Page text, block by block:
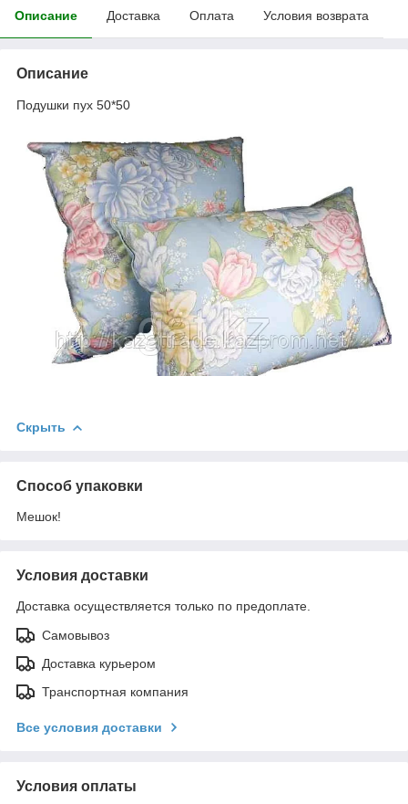
Описание Доставка Оплата Условия возврата
Описание
Подушки пух 50*50
Скрыть
Способ упаковки
Мешок!
Условия доставки
Доставка осуществляется только по предоплате.
Самовывоз
Доставка курьером
Транспортная компания
Все условия доставки
Условия оплаты